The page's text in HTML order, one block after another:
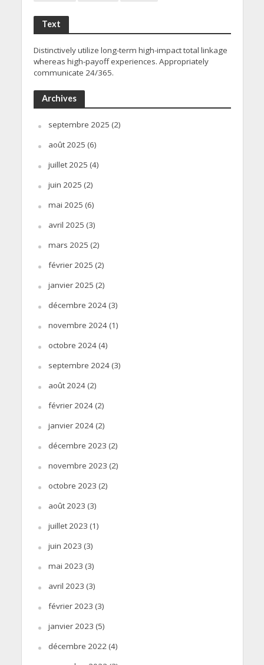
Text
Distinctively utilize long-term high-impact total linkage
whereas high-payoff experiences. Appropriately
communicate 24/365.
Archives
septembre 2025 (2)
août 2025 (6)
juillet 2025 (4)
juin 2025 (2)
mai 2025 (6)
avril 2025 (3)
mars 2025 (2)
février 2025 (2)
janvier 2025 (2)
décembre 2024(3)
novembre 2024(1)
octobre 2024(4)
septembre 2024(3)
août 2024(2)
février 2024(2)
janvier 2024(2)
décembre 2023 (2)
novembre 2023 (2)
octobre 2023 (2)
août 2023 (3)
juillet 2023 (1)
juin 2023 (3)
mai 2023 (3)
avril 2023 (3)
février 2023 (3)
janvier 2023 (5)
décembre 2022 (4)